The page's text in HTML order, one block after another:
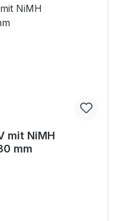
mit NiMH
mm